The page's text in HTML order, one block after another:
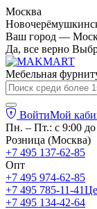
Москва
Ваш город —
Да, все верно
Мебельная
ВойтиМой
Пн. – Пт.: с 9:00 до
Розница (Москва)
+7 495 137-62-85
Опт
+7 495 974-62-85
+7 495 785-11-41
+7 495 134-42-64